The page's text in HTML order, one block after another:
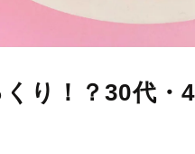
り！？30代・